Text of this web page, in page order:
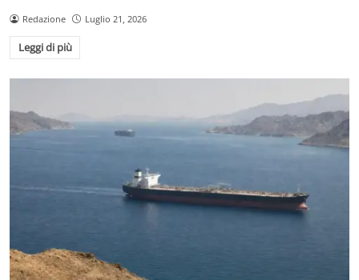
Redazione Luglio 21, 2026
Leggi di più